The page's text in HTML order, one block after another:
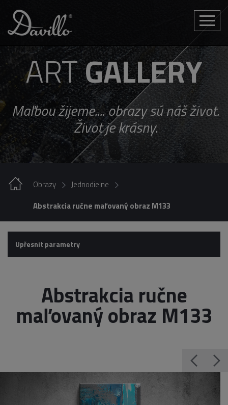
Toggle
ARTGALLERY
Maľbou žijeme.... obrazy sú náš život.
Život je krásny.
Obrazy
Jednodielne
Abstrakcia ručne maľovaný obraz M133
Upřesnit parametry
Abstrakcia ručne
maľovaný obraz M133